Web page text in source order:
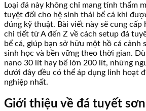
Loại đá này không chỉ mang tính thẩm
tuyệt đối cho hệ sinh thái bể cá khi
đúng kỹ thuật. Bài viết này sẽ cung cấp
chi tiết từ A đến Z về cách setup đá
bể cá, giúp bạn sở hữu một hồ cá cảnh
sinh học và bền vững theo thời gian.
nano 30 lít hay bể lớn 200 lít, những
dưới đây đều có thể áp dụng linh hoạt
nghiệp nhất.
Giới thiệu về đá tuyết